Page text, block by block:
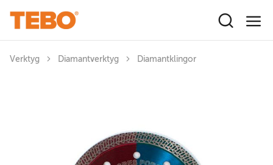
Verktyg Diamantverktyg Diamantklingor